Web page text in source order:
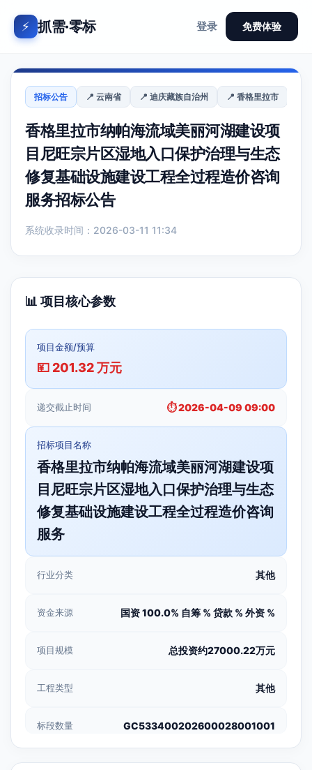
⚡ 抓需·零标 登录 免费体验
招标公告 📍 云南省 📍 迪庆藏族自治州 📍 香格里拉市
香格里拉市纳帕海流域美丽河湖建设项
目尼旺宗片区湿地入口保护治理与生态
修复基础设施建设工程全过程造价咨询
服务招标公告
系统收录时间：2026-03-11 11:34
📊 项目核心参数
项目金额/预算
💴 201.32 万元
递交截止时间 ⏱️ 2026-04-09 09:00
招标项目名称
香格里拉市纳帕海流域美丽河湖建设项
目尼旺宗片区湿地入口保护治理与生态
修复基础设施建设工程全过程造价咨询
服务
行业分类 其他
资金来源 国资 100.0% 自筹 % 贷款 % 外资 %
项目规模 总投资约27000.22万元
工程类型 其他
标段数量 GC533400202600028001001